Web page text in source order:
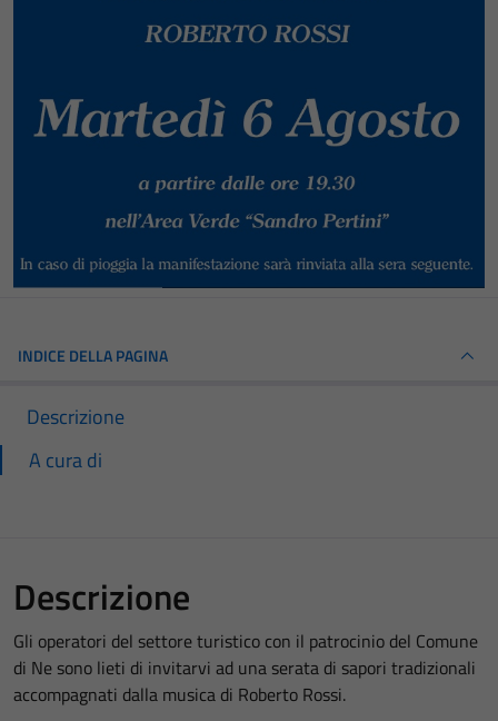
INDICE DELLA PAGINA
Descrizione
A cura di
Descrizione
Gli operatori del settore turistico con il patrocinio del Comune
di Ne sono lieti di invitarvi ad una serata di sapori tradizionali
accompagnati dalla musica di Roberto Rossi.